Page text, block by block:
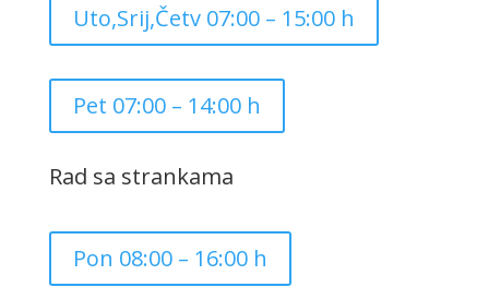
Uto,Srij,Četv 07:00 – 15:00 h
Pet 07:00 – 14:00 h
Rad sa strankama
Pon 08:00 – 16:00 h